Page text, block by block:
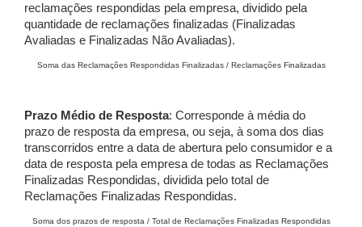
reclamações respondidas pela empresa, dividido pela
quantidade de reclamações finalizadas (Finalizadas
Avaliadas e Finalizadas Não Avaliadas).
Soma das Reclamações Respondidas Finalizadas / Reclamações Finalizadas
Prazo Médio de Resposta: Corresponde à média do
prazo de resposta da empresa, ou seja, à soma dos dias
transcorridos entre a data de abertura pelo consumidor e a
data de resposta pela empresa de todas as Reclamações
Finalizadas Respondidas, dividida pelo total de
Reclamações Finalizadas Respondidas.
Soma dos prazos de resposta / Total de Reclamações Finalizadas Respondidas